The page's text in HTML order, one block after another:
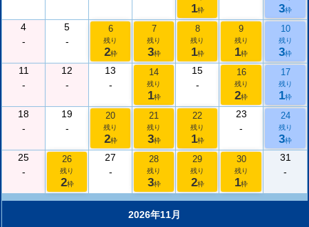
1枠 3枠
4
-
5
-
6
残り
2枠
7
残り
3枠
8
残り
1枠
9
残り
1枠
10
残り
3枠
11
-
12
-
13
-
14
残り
1枠
15
-
16
残り
2枠
17
残り
1枠
18
-
19
-
20
残り
2枠
21
残り
3枠
22
残り
1枠
23
-
24
残り
3枠
25
-
26
残り
2枠
27
-
28
残り
3枠
29
残り
2枠
30
残り
1枠
31
-
2026年11月